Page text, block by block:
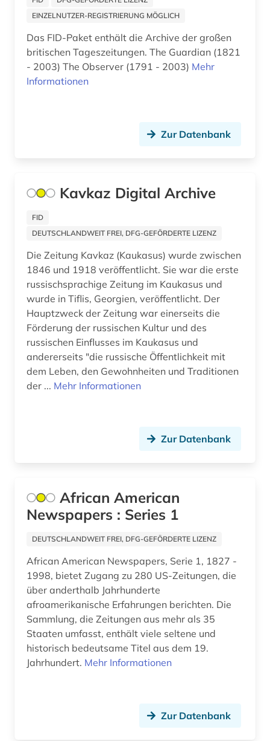
landeskunde (9)
lateinamerika (1)
lausitz (1)
litauen (1)
literaturnaja gazeta (2)
literaturwissenschaft (4)
london (17)
lorraine (1)
los angeles (1)
lothringen (1)
luhansk (1)
madrid (3)
main-taunus-kreis (1)
mainfranken (2)
mainz (2)
mandschuren (1)
mannheim (1)
marxismus (1)
massenmedien (1)
EINZELNUTZER-REGISTRIERUNG MÖGLICH
Das FID-Paket enthält die Archive der großen
britischen Tageszeitungen. The Guardian (1821
- 2003) The Observer (1791 - 2003) Mehr
Informationen
Zur Datenbank
Kavkaz Digital Archive
FID
DEUTSCHLANDWEIT FREI, DFG-GEFÖRDERTE LIZENZ
Die Zeitung Kavkaz (Kaukasus) wurde zwischen
1846 und 1918 veröffentlicht. Sie war die erste
russischsprachige Zeitung im Kaukasus und
wurde in Tiflis, Georgien, veröffentlicht. Der
Hauptzweck der Zeitung war einerseits die
Förderung der russischen Kultur und des
russischen Einflusses im Kaukasus und
andererseits "die russische Öffentlichkeit mit
dem Leben, den Gewohnheiten und Traditionen
der ... Mehr Informationen
Zur Datenbank
African American
Newspapers : Series 1
DEUTSCHLANDWEIT FREI, DFG-GEFÖRDERTE LIZENZ
African American Newspapers, Serie 1, 1827 -
1998, bietet Zugang zu 280 US-Zeitungen, die
über anderthalb Jahrhunderte
afroamerikanische Erfahrungen berichten. Die
Sammlung, die Zeitungen aus mehr als 35
Staaten umfasst, enthält viele seltene und
historisch bedeutsame Titel aus dem 19.
Jahrhundert. Mehr Informationen
Zur Datenbank